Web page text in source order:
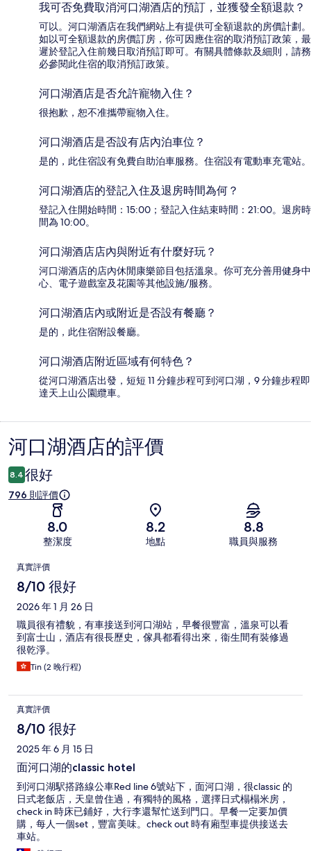
我可否免費取消河口湖酒店的預訂，並獲發全額退款？
可以。河口湖酒店在我們網站上有提供可全額退款的房價計劃。
如以可全額退款的房價訂房，你可因應住宿的取消預訂政策，最
遲於登記入住前幾日取消預訂即可。有關具體條款及細則，請務
必參閱此住宿的取消預訂政策。
河口湖酒店是否允許寵物入住？
很抱歉，恕不准攜帶寵物入住。
河口湖酒店是否設有店內泊車位？
是的，此住宿設有免費自助泊車服務。住宿設有電動車充電站。
河口湖酒店的登記入住及退房時間為何？
登記入住開始時間：15:00；登記入住結束時間：21:00。退房時
間為 10:00。
河口湖酒店店內與附近有什麼好玩？
河口湖酒店的店內休閒康樂節目包括溫泉。你可充分善用健身中
心、電子遊戲室及花園等其他設施/服務。
河口湖酒店內或附近是否設有餐廳？
是的，此住宿附設餐廳。
河口湖酒店附近區域有何特色？
從河口湖酒店出發，短短 11 分鐘步程可到河口湖，9 分鐘步程即
達天上山公園纜車。
評
價
河口湖酒店的評價
8.4 很好
796 則評價
8.0
整潔度
8.2
地點
8.8
職員與服務
評
價
真實評價
8/10 很好
2026 年 1 月 26 日
職員很有禮貌，有車接送到河口湖站，早餐很豐富，溫泉可以看
到富士山，酒店有很長歷史，傢具都看得出來，衞生間有裝修過
很乾淨。
Tin (2 晚行程)
真實評價
8/10 很好
2025 年 6 月 15 日
面河口湖的classic hotel
到河口湖駅搭路線公車Red line 6號站下，面河口湖，很classic 的
日式老飯店，天皇曾住過，有獨特的風格，選擇日式榻榻米房，
check in 時床已鋪好，大行李還幫忙送到門口。早餐一定要加價
購，每人一個set，豐富美味。check out 時有廂型車提供接送去
車站。